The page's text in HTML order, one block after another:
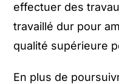
effectuer des
travaillé dur pour
qualité supérieure
En plus de